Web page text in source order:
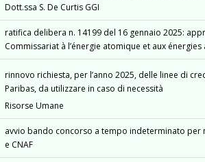
Dott.ssa S. De Curtis GGI
ratifica delibera n. 14199 del 16 gennaio 2025:
Commissariat à l’énergie atomique et aux
rinnovo richiesta, per l’anno 2025, delle linee di
Paribas, da utilizzare in caso di necessità
Risorse Umane
avvio bando concorso a tempo indeterminato per
e CNAF